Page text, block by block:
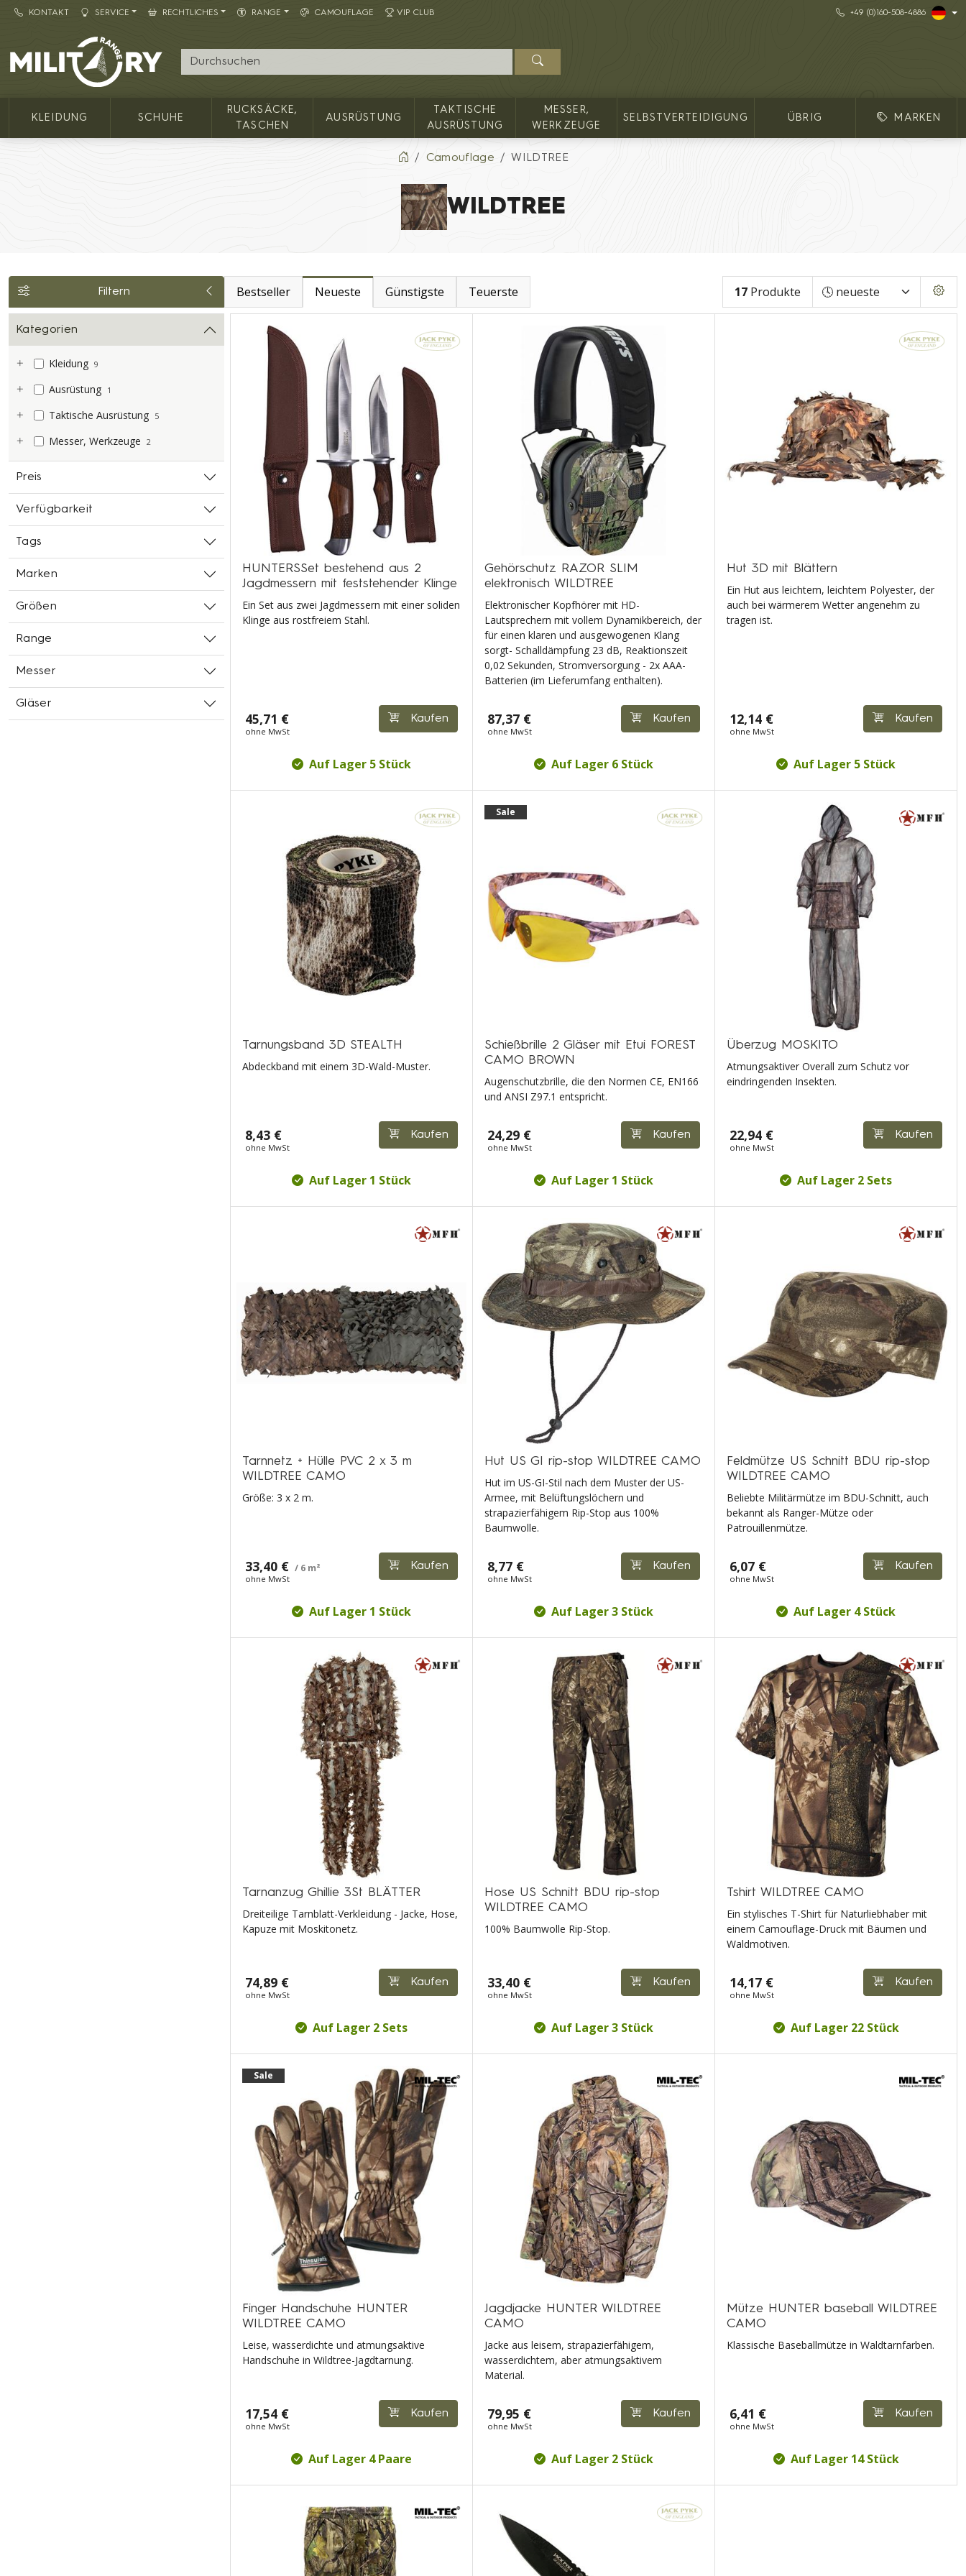
KONTAKT SERVICE RECHTLICHES RANGE CAMOUFLAGE VIP CLUB +49 (0)160-508-4886
Army shop MILITARY RANGE
KLEIDUNG SCHUHE
RUCKSÄCKE,
TASCHEN
AUSRÜSTUNG
TAKTISCHE
AUSRÜSTUNG
MESSER,
WERKZEUGE
SELBSTVERTEIDIGUNG ÜBRIG MARKEN
Camouflage WILDTREE
WILDTREE
Filtern Bestseller Neueste Günstigste Teuerste 17 Produkte
Kategorien
Kleidung 9
Ausrüstung 1
Taktische Ausrüstung 5
Messer, Werkzeuge 2
Preis
Verfügbarkeit
Tags
Marken
Größen
Range
Messer
Gläser
HUNTERSSet bestehend aus 2
Jagdmessern mit feststehender Klinge
Ein Set aus zwei Jagdmessern mit einer soliden
Klinge aus rostfreiem Stahl.
45,71 €
ohne MwSt
Kaufen
Auf Lager 5 Stück
Gehörschutz RAZOR SLIM
elektronisch WILDTREE
Elektronischer Kopfhörer mit HD-
Lautsprechern mit vollem Dynamikbereich, der
für einen klaren und ausgewogenen Klang
sorgt- Schalldämpfung 23 dB, Reaktionszeit
0,02 Sekunden, Stromversorgung - 2x AAA-
Batterien (im Lieferumfang enthalten).
87,37 €
ohne MwSt
Kaufen
Auf Lager 6 Stück
Hut 3D mit Blättern
Ein Hut aus leichtem, leichtem Polyester, der
auch bei wärmerem Wetter angenehm zu
tragen ist.
12,14 €
ohne MwSt
Kaufen
Auf Lager 5 Stück
Tarnungsband 3D STEALTH
Abdeckband mit einem 3D-Wald-Muster.
8,43 €
ohne MwSt
Kaufen
Auf Lager 1 Stück
Sale
Schießbrille 2 Gläser mit Etui FOREST
CAMO BROWN
Augenschutzbrille, die den Normen CE, EN166
und ANSI Z97.1 entspricht.
24,29 €
ohne MwSt
Kaufen
Auf Lager 1 Stück
Überzug MOSKITO
Atmungsaktiver Overall zum Schutz vor
eindringenden Insekten.
22,94 €
ohne MwSt
Kaufen
Auf Lager 2 Sets
Tarnnetz + Hülle PVC 2 x 3 m
WILDTREE CAMO
Größe: 3 x 2 m.
33,40 € / 6 m²
ohne MwSt
Kaufen
Auf Lager 1 Stück
Hut US GI rip-stop WILDTREE CAMO
Hut im US-GI-Stil nach dem Muster der US-
Armee, mit Belüftungslöchern und
strapazierfähigem Rip-Stop aus 100%
Baumwolle.
8,77 €
ohne MwSt
Kaufen
Auf Lager 3 Stück
Feldmütze US Schnitt BDU rip-stop
WILDTREE CAMO
Beliebte Militärmütze im BDU-Schnitt, auch
bekannt als Ranger-Mütze oder
Patrouillenmütze.
6,07 €
ohne MwSt
Kaufen
Auf Lager 4 Stück
Tarnanzug Ghillie 3St BLÄTTER
Dreiteilige Tarnblatt-Verkleidung - Jacke, Hose,
Kapuze mit Moskitonetz.
74,89 €
ohne MwSt
Kaufen
Auf Lager 2 Sets
Hose US Schnitt BDU rip-stop
WILDTREE CAMO
100% Baumwolle Rip-Stop.
33,40 €
ohne MwSt
Kaufen
Auf Lager 3 Stück
Tshirt WILDTREE CAMO
Ein stylisches T-Shirt für Naturliebhaber mit
einem Camouflage-Druck mit Bäumen und
Waldmotiven.
14,17 €
ohne MwSt
Kaufen
Auf Lager 22 Stück
Sale
Finger Handschuhe HUNTER
WILDTREE CAMO
Leise, wasserdichte und atmungsaktive
Handschuhe in Wildtree-Jagdtarnung.
17,54 €
ohne MwSt
Kaufen
Auf Lager 4 Paare
Jagdjacke HUNTER WILDTREE
CAMO
Jacke aus leisem, strapazierfähigem,
wasserdichtem, aber atmungsaktivem
Material.
79,95 €
ohne MwSt
Kaufen
Auf Lager 2 Stück
Mütze HUNTER baseball WILDTREE
CAMO
Klassische Baseballmütze in Waldtarnfarben.
6,41 €
ohne MwSt
Kaufen
Auf Lager 14 Stück